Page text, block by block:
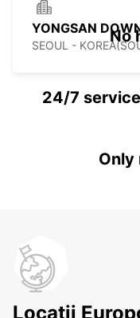
YONGSAN
SEOUL - No
24/7
Only
Locații